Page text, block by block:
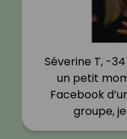
Séverine T, -
un petit
Facebook
groupe,